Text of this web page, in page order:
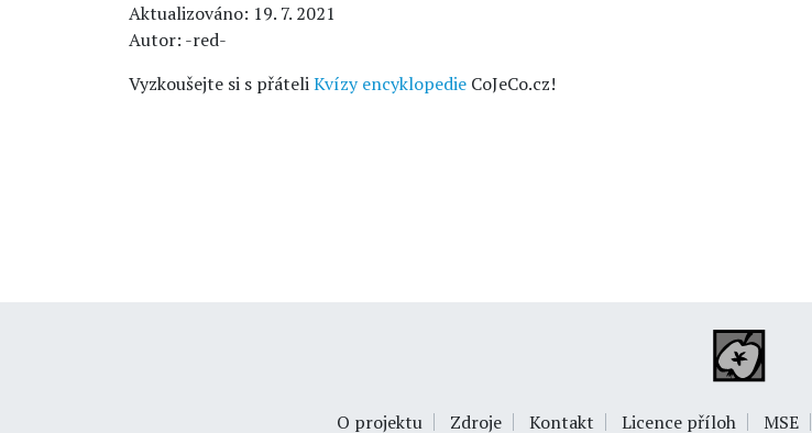
Aktualizováno: 19. 7. 2021
Autor: -red-
Vyzkoušejte si s přáteliKvízy encyklopedie CoJeCo.cz!
O projektu Zdroje Kontakt Licence příloh MSE